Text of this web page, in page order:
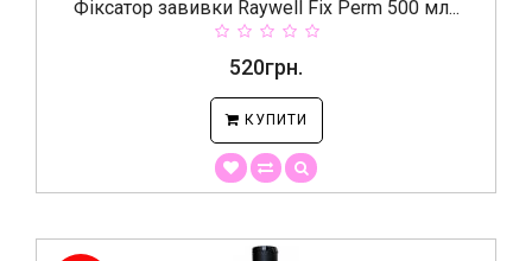
Фіксатор завивки Raywell Fix Perm 500 мл...
520грн.
КУПИТИ